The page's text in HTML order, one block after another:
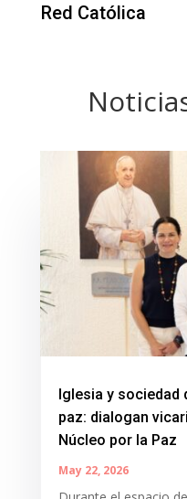
Red Católica
Iglesia y sociedad
paz: dialogan
Núcleo por la Paz
May 22, 2026